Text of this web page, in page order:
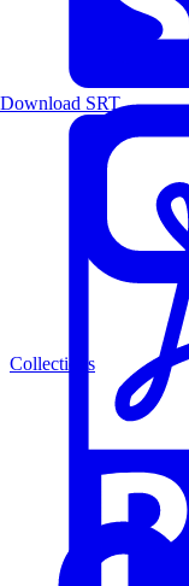
Collections
Download SRT